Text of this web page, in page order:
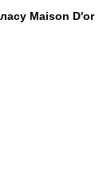
Maison D'or